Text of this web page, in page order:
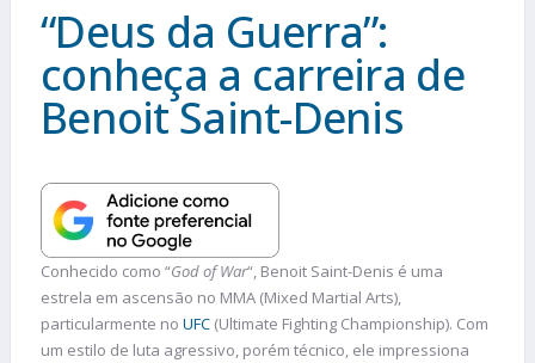
“Deus da Guerra”:
conheça a carreira de
Benoit Saint-Denis
Conhecido como “God of War“, Benoit Saint-Denis é uma
estrela em ascensão no MMA (Mixed Martial Arts),
particularmente no UFC (Ultimate Fighting Championship). Com
um estilo de luta agressivo, porém técnico, ele impressiona